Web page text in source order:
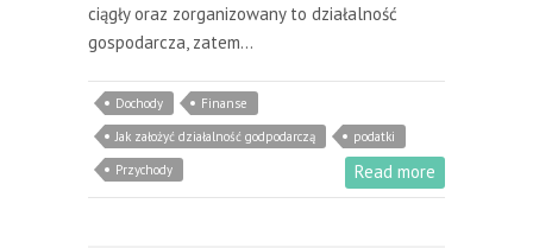
ciągły oraz zorganizowany to działalność
gospodarcza, zatem…
Dochody
Finanse
Jak założyć działalność godpodarczą
podatki
Przychody
Read more